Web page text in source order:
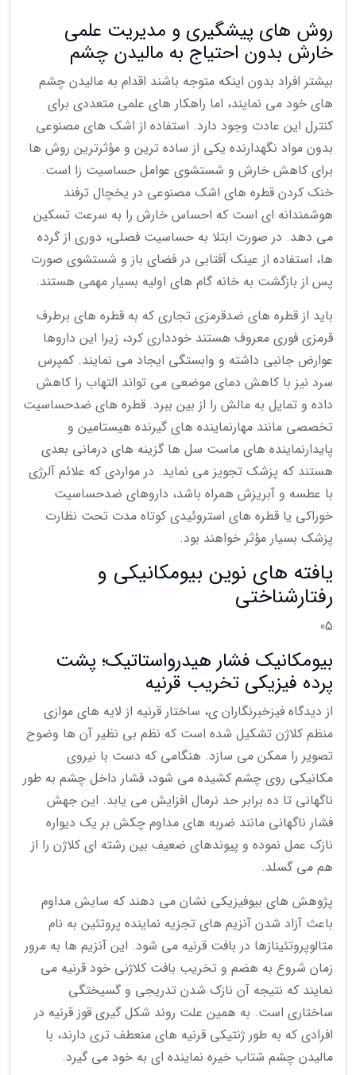
روش های پیشگیری و مدیریت علمی
خارش بدون احتیاج به مالیدن چشم
بیشتر افراد بدون اینکه متوجه باشند اقدام به مالیدن چشم
های خود می نمایند، اما راهکار های علمی متعددی برای
کنترل این عادت وجود دارد. استفاده از اشک های مصنوعی
بدون مواد نگهدارنده یکی از ساده ترین و مؤثرترین روش ها
برای کاهش خارش و شستشوی عوامل حساسیت زا است.
خنک کردن قطره های اشک مصنوعی در یخچال ترفند
هوشمندانه ای است که احساس خارش را به سرعت تسکین
می دهد. در صورت ابتلا به حساسیت فصلی، دوری از گرده
ها، استفاده از عینک آفتابی در فضای باز و شستشوی صورت
پس از بازگشت به خانه گام های اولیه بسیار مهمی هستند.
باید از قطره های ضدقرمزی تجاری که به قطره های برطرف
قرمزی فوری معروف هستند خودداری کرد، زیرا این داروها
عوارض جانبی داشته و وابستگی ایجاد می نمایند. کمپرس
سرد نیز با کاهش دمای موضعی می تواند التهاب را کاهش
داده و تمایل به مالش را از بین ببرد. قطره های ضدحساسیت
تخصصی مانند مهارنماینده های گیرنده هیستامین و
پایدارنماینده های ماست سل ها گزینه های درمانی بعدی
هستند که پزشک تجویز می نماید. در مواردی که علائم آلرژی
با عطسه و آبریزش همراه باشد، داروهای ضدحساسیت
خوراکی یا قطره های استروئیدی کوتاه مدت تحت نظارت
پزشک بسیار مؤثر خواهند بود.
یافته های نوین بیومکانیکی و
رفتارشناختی
05
بیومکانیک فشار هیدرواستاتیک؛ پشت
پرده فیزیکی تخریب قرنیه
از دیدگاه فیزخبرنگاران ی، ساختار قرنیه از لایه های موازی
منظم کلاژن تشکیل شده است که نظم بی نظیر آن ها وضوح
تصویر را ممکن می سازد. هنگامی که دست با نیروی
مکانیکی روی چشم کشیده می شود، فشار داخل چشم به طور
ناگهانی تا ده برابر حد نرمال افزایش می یابد. این جهش
فشار ناگهانی مانند ضربه های مداوم چکش بر یک دیواره
نازک عمل نموده و پیوندهای ضعیف بین رشته ای کلاژن را از
هم می گسلد.
پژوهش های بیوفیزیکی نشان می دهند که سایش مداوم
باعث آزاد شدن آنزیم های تجزیه نماینده پروتئین به نام
متالوپروتئینازها در بافت قرنیه می شود. این آنزیم ها به مرور
زمان شروع به هضم و تخریب بافت کلاژنی خود قرنیه می
نمایند که نتیجه آن نازک شدن تدریجی و گسیختگی
ساختاری است. به همین علت روند شکل گیری قوز قرنیه در
افرادی که به طور ژنتیکی قرنیه های منعطف تری دارند، با
مالیدن چشم شتاب خیره نماینده ای به خود می گیرد.